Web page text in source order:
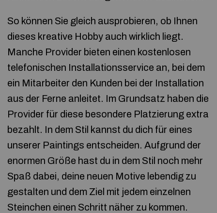
So können Sie gleich ausprobieren, ob Ihnen
dieses kreative Hobby auch wirklich liegt.
Manche Provider bieten einen kostenlosen
telefonischen Installationsservice an, bei dem
ein Mitarbeiter den Kunden bei der Installation
aus der Ferne anleitet. Im Grundsatz haben die
Provider für diese besondere Platzierung extra
bezahlt. In dem Stil kannst du dich für eines
unserer Paintings entscheiden. Aufgrund der
enormen Größe hast du in dem Stil noch mehr
Spaß dabei, deine neuen Motive lebendig zu
gestalten und dem Ziel mit jedem einzelnen
Steinchen einen Schritt näher zu kommen.